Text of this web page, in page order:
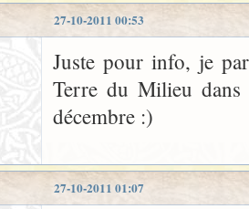
27-10-2011 00:53
Juste pour info, je
Terre du Milieu
décembre :)
27-10-2011 01:07